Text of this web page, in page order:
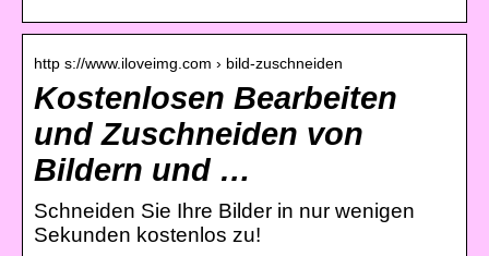
http s://www.iloveimg.com › bild-zuschneiden
Kostenlosen Bearbeiten
und Zuschneiden von
Bildern und …
Schneiden Sie Ihre Bilder in nur wenigen
Sekunden kostenlos zu!